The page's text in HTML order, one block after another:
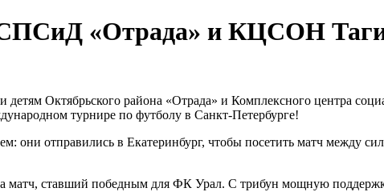
«Отрада» и КЦСОН
Октябрьского района «Отрада» и Комплексного центра
турнире по футболу в Санкт-Петербурге!
они отправились в Екатеринбург, чтобы посетить матч
матч, ставший победным для ФК Урал. С трибун мощную